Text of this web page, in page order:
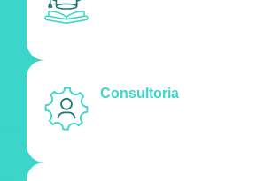
Consultoria